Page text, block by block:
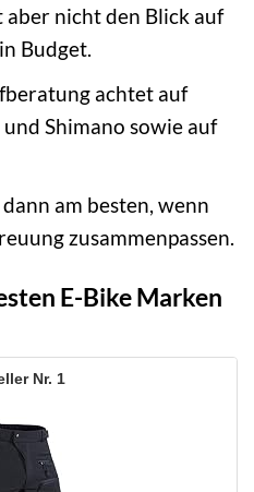
nicht den Blick auf
Budget.
achtet auf
Shimano sowie auf
am besten, wenn
zusammenpassen.
E-Bike Marken
1